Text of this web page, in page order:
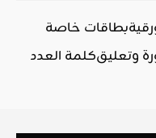
بطاقات خاصة
وتعليقكلمة العدد